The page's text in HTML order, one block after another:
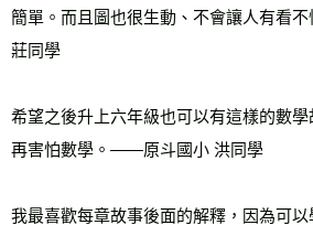
簡單。而且圖也很生動、不會讓人有看
莊同學
希望之後升上六年級也可以有這樣的數
再害怕數學。——原斗國小 洪同學
我最喜歡每章故事後面的解釋，因為可